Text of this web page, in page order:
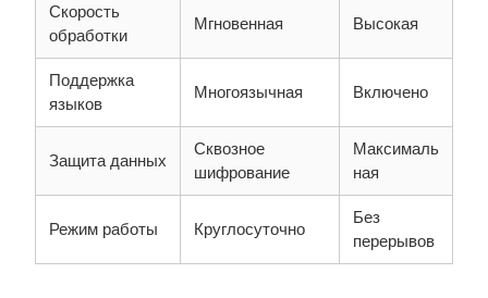
Скорость
обработки
Мгновенная Высокая
Поддержка
языков
Многоязычная Включено
Защита данных
Сквозное
шифрование
Максималь
ная
Режим работы Круглосуточно
Без
перерывов